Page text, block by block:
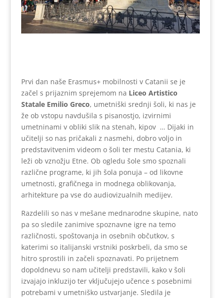
Prvi dan naše Erasmus+ mobilnosti v Catanii se je
začel s prijaznim sprejemom na Liceo Artistico
Statale Emilio Greco, umetniški srednji šoli, ki nas je
že ob vstopu navdušila s pisanostjo, izvirnimi
umetninami v obliki slik na stenah, kipov … Dijaki in
učitelji so nas pričakali z nasmehi, dobro voljo in
predstavitvenim videom o šoli ter mestu Catania, ki
leži ob vznožju Etne. Ob ogledu šole smo spoznali
različne programe, ki jih šola ponuja – od likovne
umetnosti, grafičnega in modnega oblikovanja,
arhitekture pa vse do audiovizualnih medijev.
Razdelili so nas v mešane mednarodne skupine, nato
pa so sledile zanimive spoznavne igre na temo
različnosti, spoštovanja in osebnih občutkov, s
katerimi so italijanski vrstniki poskrbeli, da smo se
hitro sprostili in začeli spoznavati. Po prijetnem
dopoldnevu so nam učitelji predstavili, kako v šoli
izvajajo inkluzijo ter vključujejo učence s posebnimi
potrebami v umetniško ustvarjanje. Sledila je